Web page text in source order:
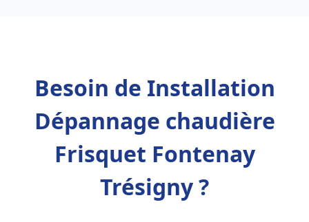
Besoin de Installation
Dépannage chaudière
Frisquet Fontenay
Trésigny ?